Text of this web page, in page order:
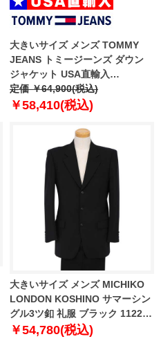
大きいサイズ メンズ TOMMY
JEANS トミージーンズ ダウン
ジャケット USA直輸入
dm0dm17229
定価 ￥64,900(税込)
￥58,410(税込)
大きいサイズ メンズ MICHIKO
LONDON KOSHINO サマーシン
グル3ツ釦 礼服 ブラック 1122-
5386-1 2TL 4L TLL
￥54,780(税込)